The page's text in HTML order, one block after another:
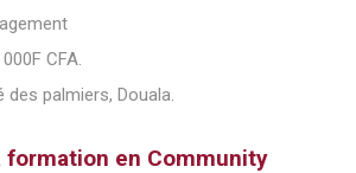
CFA.
des palmiers, Douala.
formation en Community